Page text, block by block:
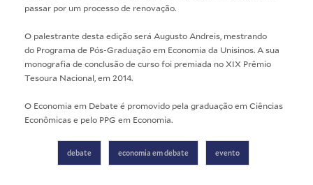
passar por um processo de renovação.
O palestrante desta edição será Augusto Andreis, mestrando
do Programa de Pós-Graduação em Economia da Unisinos. A sua
monografia de conclusão de curso foi premiada no XIX Prêmio
Tesoura Nacional, em 2014.
O Economia em Debate é promovido pela graduação emCiências
Econômicase pelo PPG em Economia.
debate economia em debate evento